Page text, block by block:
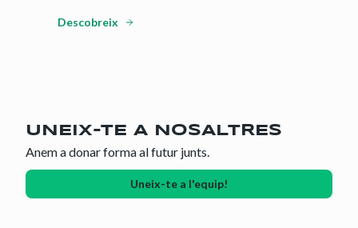
Descobreix
UNEIX-TE A NOSALTRES
Anem a donar forma al futur junts.
Uneix-te a l'equip!